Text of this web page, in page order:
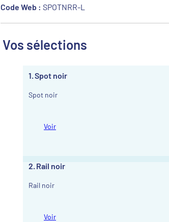
Code Web : SPOTNRR-L
Vos sélections
1 Spot noir
Spot noir
Voir
2 Rail noir
Rail noir
Voir